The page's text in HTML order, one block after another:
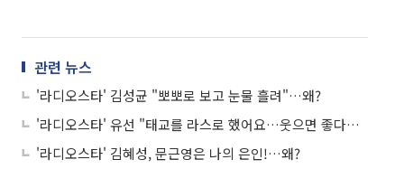
관련 뉴스
'라디오스타' 김성균 "뽀뽀로 보고 눈물 흘려"…왜?
'라디오스타' 유선 "태교를 라스로 했어요…웃으면 좋다길래" 광팬 인증
'라디오스타' 김혜성, 문근영은 나의 은인!…왜?